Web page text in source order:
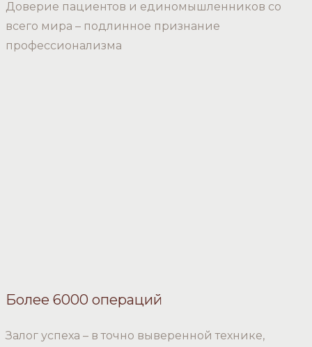
Доверие пациентов и единомышленников со
всего мира – подлинное признание
профессионализма
Более 6000 операций
Залог успеха – в точно выверенной технике,